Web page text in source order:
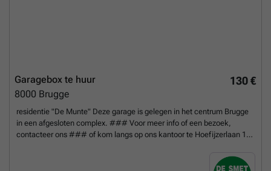
130 €
Garagebox te huur
8000 Brugge
residentie "De Munte" Deze garage is gelegen in het centrum Brugge
in een afgesloten complex. ### Voor meer info of een bezoek,
contacteer ons ### of kom langs op ons kantoor te Hoefijzerlaan 1
5m70 - inrijhoogte : 1m90 * afgesloten met kantelpoort * geïsoleerd
Meer weten?